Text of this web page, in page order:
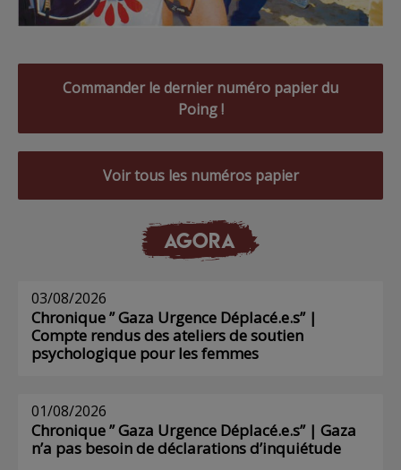
Commander le dernier numéro papier du
Poing !
Voir tous les numéros papier
AGORA
03/08/2026
Chronique ” Gaza Urgence Déplacé.e.s” |
Compte rendus des ateliers de soutien
psychologique pour les femmes
01/08/2026
Chronique ” Gaza Urgence Déplacé.e.s” | Gaza
n’a pas besoin de déclarations d’inquiétude